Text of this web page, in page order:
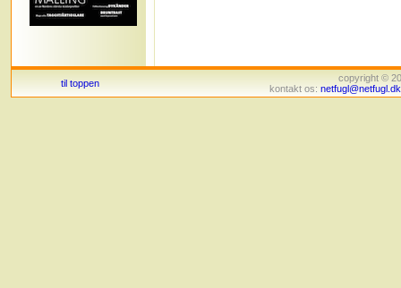
til toppen
copyright ©
kontakt os: netfugl@netfugl.dk